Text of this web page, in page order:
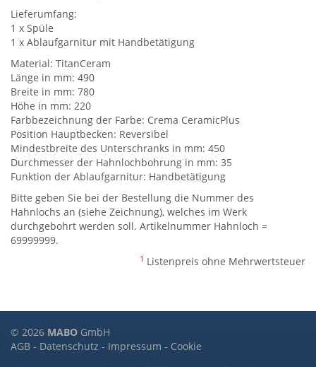
Lieferumfang:
1 x Spüle
1 x Ablaufgarnitur mit Handbetätigung
Material: TitanCeram
Länge in mm: 490
Breite in mm: 780
Höhe in mm: 220
Farbbezeichnung der Farbe: Crema CeramicPlus
Position Hauptbecken: Reversibel
Mindestbreite des Unterschranks in mm: 450
Durchmesser der Hahnlochbohrung in mm: 35
Funktion der Ablaufgarnitur: Handbetätigung
Bitte geben Sie bei der Bestellung die Nummer des
Hahnlochs an (siehe Zeichnung), welches im Werk
durchgebohrt werden soll. Artikelnummer Hahnloch =
69999999.
1 Listenpreis ohne Mehrwertsteuer
© 2026 MABO GmbH
AGB - Datenschutz - Impressum - Cookie